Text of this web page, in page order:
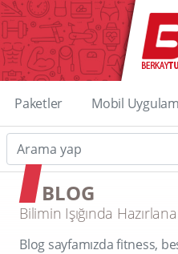
Paketler Mobil
BLOG
Bilimin Işığında
Blog sayfamızda fitness,